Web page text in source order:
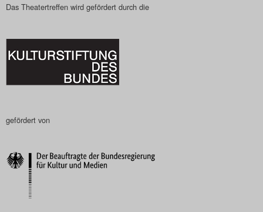
Das Theatertreffen-Blog
2025
Das Theatertreffen-Blog
Archiv
Nutzungsbedingungen
Das Theatertreffen wird gefördert durch die
gefördert von